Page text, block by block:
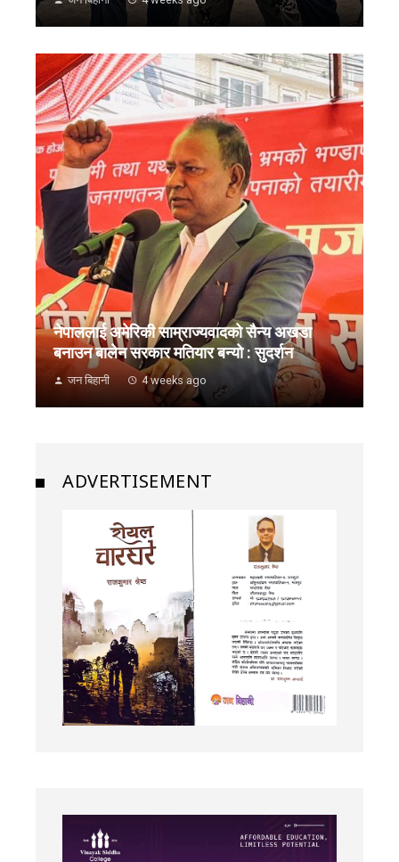
नेपाललाई अमेरिकी साम्राज्यवादको सैन्य अखडा
बनाउन बालेन सरकार मतियार बन्यो : सुदर्शन
जन बिहानी 4 weeks ago
ADVERTISEMENT